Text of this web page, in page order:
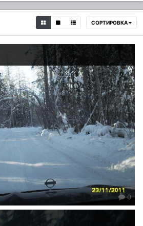
СОРТИРОВКА
0